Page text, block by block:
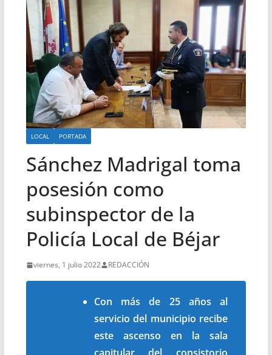
LOCAL PORTADA
Sánchez Madrigal toma
posesión como
subinspector de la
Policía Local de Béjar
viernes, 1 julio 2022 REDACCIÓN
Con más de 25 años al
servicio del municipio recibe
este ascenso en la sala